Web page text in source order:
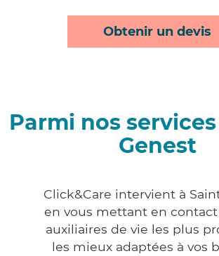
Obtenir un devis
Parmi nos
Genest
Click&Care intervient à
en vous mettant en contact
auxiliaires de vie les plus
les mieux adaptées à vos